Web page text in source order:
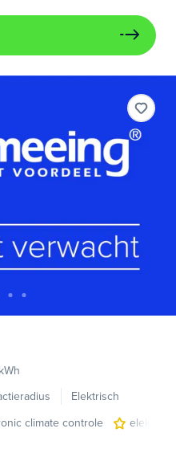
Elektrisch
climate controle